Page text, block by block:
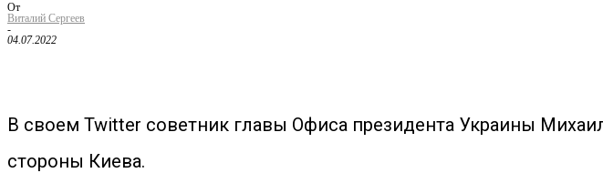
От
Виталий Сергеев
-
04.07.2022
В своем Twitter советник главы Офиса президента Украины
стороны Киева.